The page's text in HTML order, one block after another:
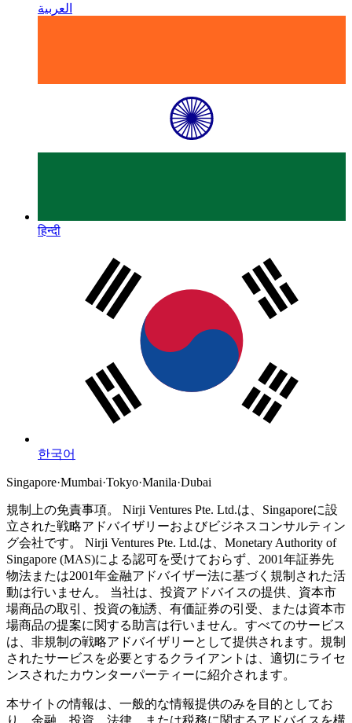
العربية
हिन्दी
한국어
Singapore·Mumbai·Tokyo·Manila·Dubai
規制上の免責事項。
Nirji Ventures Pte. Ltd.は、Singaporeに設
立された戦略アドバイザリーおよびビジネスコンサルティン
グ会社です。
Nirji Ventures Pte. Ltd.は、Monetary Authority of
Singapore (MAS)による認可を受けておらず、2001年証券先
物法または2001年金融アドバイザー法に基づく規制された活
動は行いません。
当社は、投資アドバイスの提供、資本市
場商品の取引、投資の勧誘、有価証券の引受、または資本市
場商品の提案に関する助言は行いません。すべてのサービス
は、非規制の戦略アドバイザリーとして提供されます。規制
されたサービスを必要とするクライアントは、適切にライセ
ンスされたカウンターパーティーに紹介されます。
本サイトの情報は、一般的な情報提供のみを目的としてお